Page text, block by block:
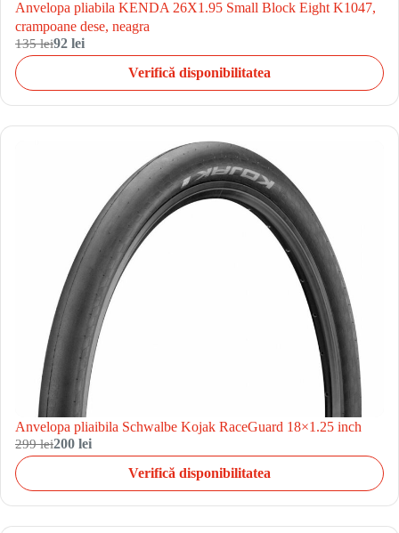
Anvelopa pliabila KENDA 26X1.95 Small Block Eight K1047,
crampoane dese, neagra
135 lei92 lei
Verifică disponibilitatea
Anvelopa pliaibila Schwalbe Kojak RaceGuard 18×1.25 inch
299 lei200 lei
Verifică disponibilitatea